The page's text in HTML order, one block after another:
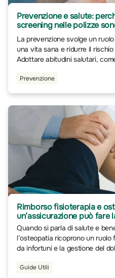
Prevenzione e salute:
screening nelle polizze
La prevenzione svolge un
una vita sana e ridurre il
Adottare abitudini salutari,
benessere fisico e mentale.
Prevenzione
Rimborso fisioterapia e
un’assicurazione può fare
Quando si parla di salute e
l’osteopatia ricoprono un
da infortuni e la gestione del
personalizzati, essenziali per il
Guide Utili